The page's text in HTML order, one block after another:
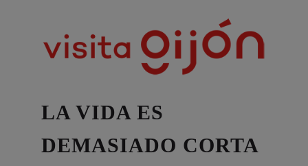
LA VIDA ES
DEMASIADO CORTA